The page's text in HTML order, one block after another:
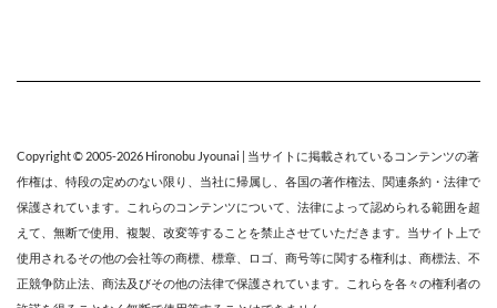
Copyright © 2005-2026 Hironobu Jyounai | 当サイトに掲載されているコンテンツの著
作権は、特段の定めのない限り、 当社に帰属し、各国の著作権法、関連条約・法律で
保護されています。これらのコンテンツについて、法律によって認められる範囲を超
えて、無断で使用、複製、改変等することを禁止させていただきます。当サイト上で
使用されるその他の会社等の商標、標章、ロゴ、商号等に関する権利は、商標法、不
正競争防止法、商法及びその他の法律で保護されています。これらを各々の権利者の